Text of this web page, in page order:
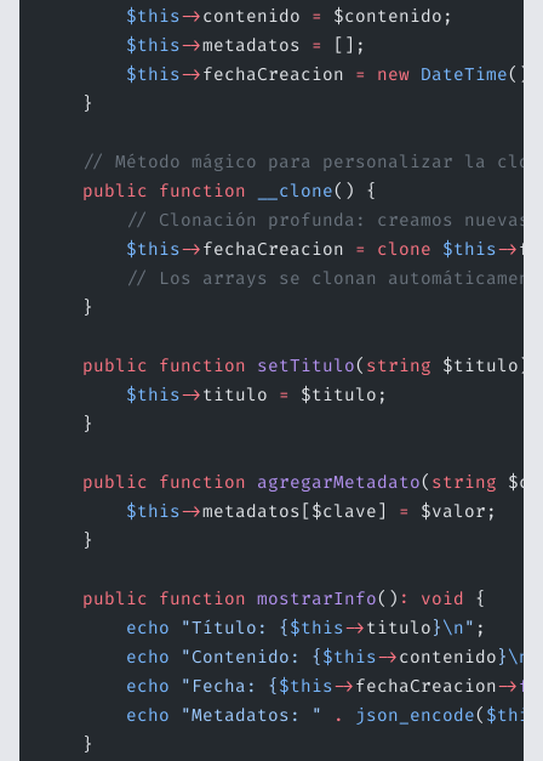
        $this
->contenido =
$contenido;
        $this
->metadatos =
[];
        $this
->fechaCreacion = new DateTime();
    }
// Método mágico para personalizar la
    public
function __clone() {
// Clonación profunda: creamos nuevas
        $this
->fechaCreacion = clone $this->
// Los arrays se clonan
    }
    public
function setTitulo( string $titulo)
        $this
->titulo =
$titulo;
    }
    public
function agregarMetadato( string
        $this
->metadatos[$clave] =
$valor;
    }
    public
function mostrarInfo() : void {
        echo
"Título: {$this->titulo}\n" ;
        echo
"Contenido: {$this->contenido}\n
        echo
"Fecha: {$this->fechaCreacion->
        echo
"Metadatos: " . json_encode( $this
    }